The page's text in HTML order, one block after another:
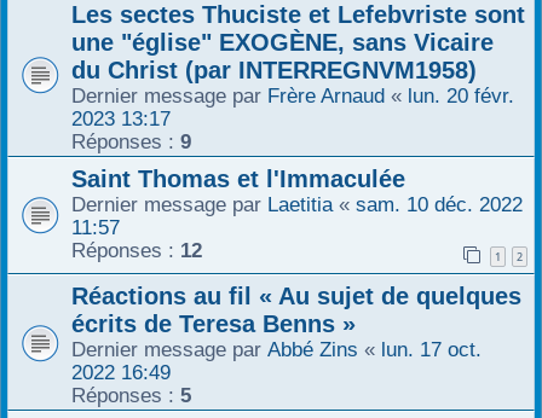
Les sectes Thuciste et Lefebvriste sont
une "église" EXOGÈNE, sans Vicaire
du Christ (par INTERREGNVM1958)
Dernier message par Frère Arnaud « lun. 20 févr.
2023 13:17
Réponses : 9
Saint Thomas et l'Immaculée
Dernier message par Laetitia « sam. 10 déc. 2022
11:57
Réponses : 12 1 2
Réactions au fil « Au sujet de quelques
écrits de Teresa Benns »
Dernier message par Abbé Zins « lun. 17 oct.
2022 16:49
Réponses : 5